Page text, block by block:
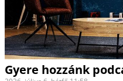
Gyere hozzánk